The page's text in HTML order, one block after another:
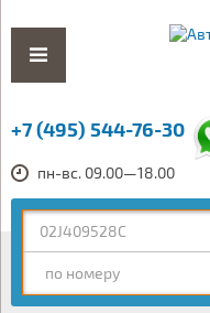
+7 (495) 544-76-30
пн-вс. 09.00—18.00
по номеру